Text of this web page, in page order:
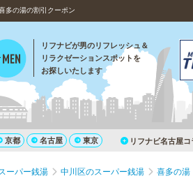
多の湯の割引クーポン
リフナビが男のリフレッシュ＆
リラクゼーションスポットを
お探しいたします
京都 名古屋 東京 リフナビ名古屋コ
ーパー銭湯 中川区のスーパー銭湯 喜多の湯